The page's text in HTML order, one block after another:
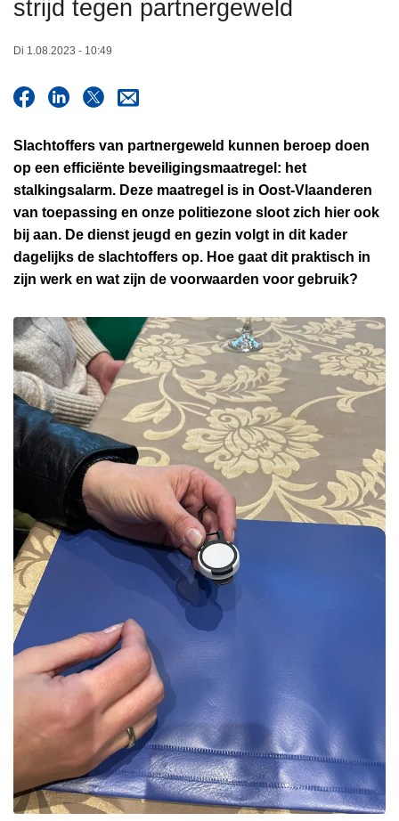
strijd tegen partnergeweld
Di 1.08.2023 - 10:49
Slachtoffers van partnergeweld kunnen beroep doen
op een efficiënte beveiligingsmaatregel: het
stalkingsalarm. Deze maatregel is in Oost-Vlaanderen
van toepassing en onze politiezone sloot zich hier ook
bij aan. De dienst jeugd en gezin volgt in dit kader
dagelijks de slachtoffers op. Hoe gaat dit praktisch in
zijn werk en wat zijn de voorwaarden voor gebruik?